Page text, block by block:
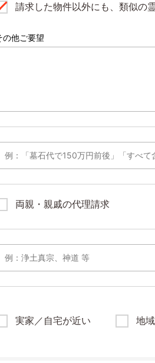
請求した物件以外にも、類似の
の他ご要望
両親・親戚の代理請求
実家／自宅が近い 地